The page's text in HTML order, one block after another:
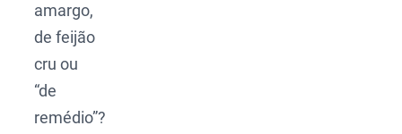
amargo,
de feijão
cru ou
“de
remédio”?